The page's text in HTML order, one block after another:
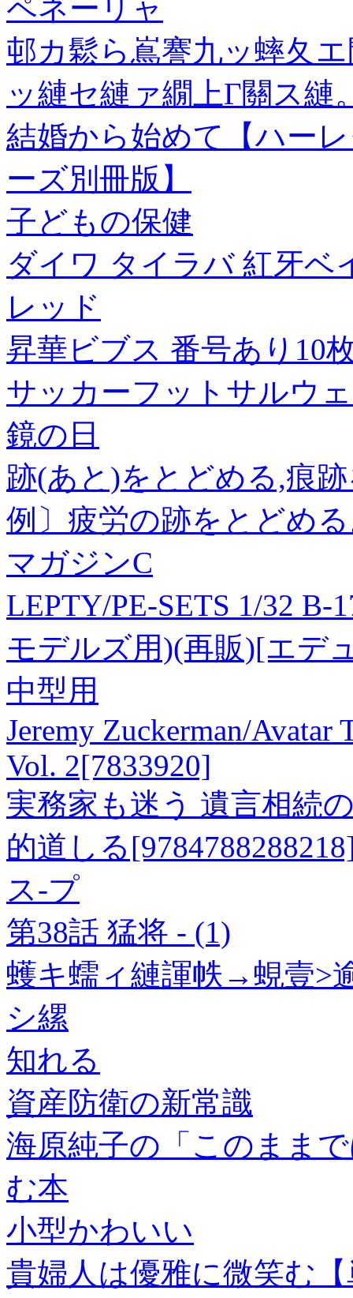
ペネーリャ
邨カ鬆ら嶌謇九ッ蟀夂
ッ縺セ縺ァ繝上Γ關ス縺
結婚から始めて【ハー
ーズ別冊版】
子どもの保健
ダイワ タイラバ 紅牙ベ
レッド
昇華ビブス 番号あり10
サッカーフットサルウ
鏡の日
跡(あと)をとどめる,痕
例〕疲労の跡をとどめ
マガジンC
LEPTY/PE-SETS 1/32
モデルズ用)(再販)[エデ
中型用
Jeremy Zuckerman/Avatar
Vol. 2[7833920]
実務家も迷う 遺言相続
的道しる
ス-プ
第38話 猛将 - (1)
蠖キ蠕ィ縺諢帙→蜆壹>
シ縲
知れる
資産防衛の新常識
海原純子の「このまま
む本
小型かわいい
貴婦人は優雅に微笑む